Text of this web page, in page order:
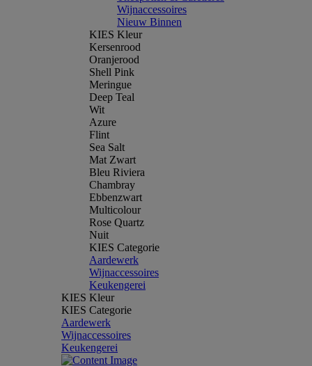
Wijnaccessoires
Nieuw Binnen
KIES Kleur
Kersenrood
Oranjerood
Shell Pink
Meringue
Deep Teal
Wit
Azure
Flint
Sea Salt
Mat Zwart
Bleu Riviera
Chambray
Ebbenzwart
Multicolour
Rose Quartz
Nuit
KIES Categorie
Aardewerk
Wijnaccessoires
Keukengerei
KIES Kleur
KIES Categorie
Aardewerk
Wijnaccessoires
Keukengerei